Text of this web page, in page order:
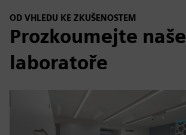
OD VHLEDU KE ZKUŠENOSTEM
Prozkoumejte naše
laboratoře